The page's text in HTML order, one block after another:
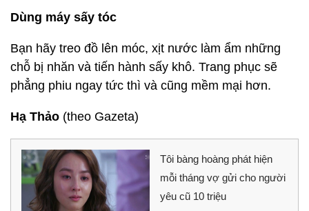
Dùng máy sấy tóc
Bạn hãy treo đồ lên móc, xịt nước làm ẩm những
chỗ bị nhăn và tiến hành sấy khô. Trang phục sẽ
phẳng phiu ngay tức thì và cũng mềm mại hơn.
Hạ Thảo (theo Gazeta)
Tôi bàng hoàng phát hiện
mỗi tháng vợ gửi cho người
yêu cũ 10 triệu